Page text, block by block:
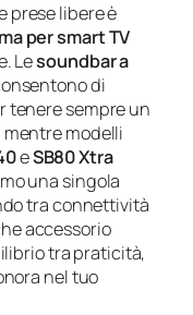
prese libere è
per smart TV
Lesoundbar a
di
tenere sempre un
modelli
eSB80 Xtra
una singola
tra connettività
accessorio
tra praticità,
nel tuo